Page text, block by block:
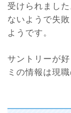
受けられまし
ないようで失
ようです。
サントリーが
ミの情報は現